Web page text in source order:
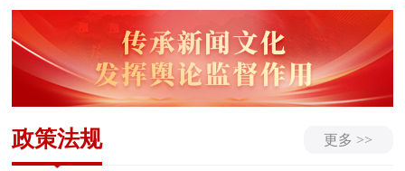
政策法规 更多 >>